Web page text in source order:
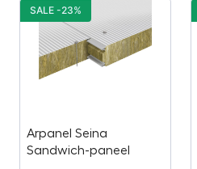
Arpanel Seina
Sandwich-paneel
SALE -23%